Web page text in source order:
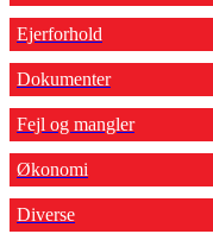
Ejerforhold
Dokumenter
Fejl og mangler
Økonomi
Diverse